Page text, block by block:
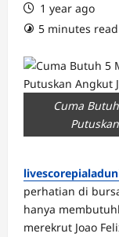
1 year ago
5 minutes read
Cuma
perhatian di
hanya
merekrut Joao